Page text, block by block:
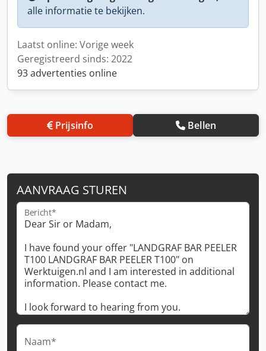
alle informatie te bekijken.
Laatst online: Vorige week
Geregistreerd sinds: 2022
93 advertenties online
Prijsinfo Bellen
AANVRAAG STUREN
Bericht*
Naam*